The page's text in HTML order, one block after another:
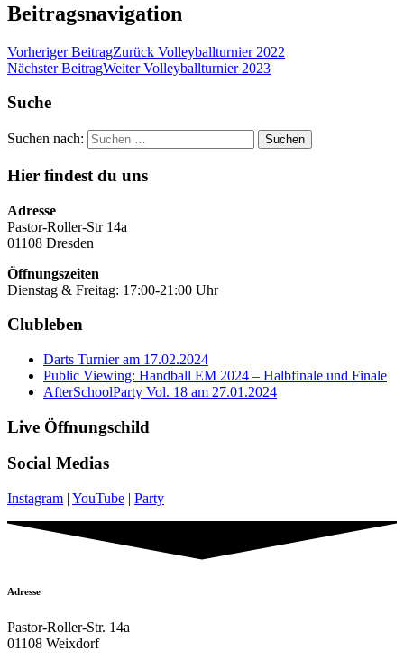
Beitragsnavigation
Vorheriger BeitragZurück Volleyballturnier 2022
Nächster BeitragWeiter Volleyballturnier 2023
Suche
Suchen nach:
Hier findest du uns
Adresse
Pastor-Roller-Str 14a
01108 Dresden
Öffnungszeiten
Dienstag & Freitag: 17:00-21:00 Uhr
Clubleben
Darts Turnier am 17.02.2024
Public Viewing: Handball EM 2024 – Halbfinale und Finale
AfterSchoolParty Vol. 18 am 27.01.2024
Live Öffnungschild
Social Medias
Instagram | YouTube | Party
Adresse
Pastor-Roller-Str. 14a
01108 Weixdorf